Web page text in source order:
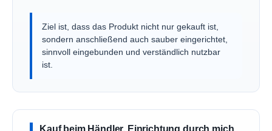
Ziel ist, dass das Produkt nicht nur gekauft ist,
sondern anschließend auch sauber eingerichtet,
sinnvoll eingebunden und verständlich nutzbar
ist.
Kauf beim Händler, Einrichtung durch mich